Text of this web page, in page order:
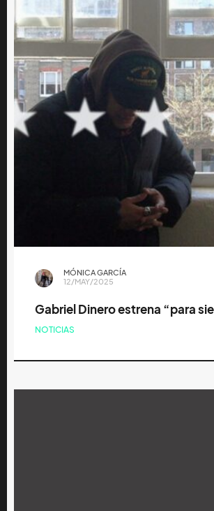
MÓNICA GARCÍA
12/MAY/2025
Gabriel Dinero estrena “para
NOTICIAS